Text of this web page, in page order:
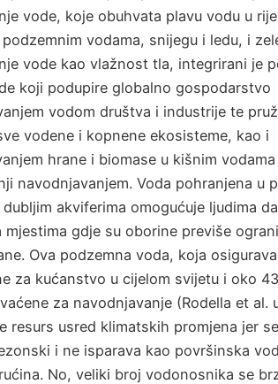
vode, koje obuhvata plavu vodu u
vodama, snijegu i ledu, i
vode kao vlažnost tla, integrirani je
koji podupire globalno gospodarstvo
vodom društva i industrije te
vodene i kopnene ekosisteme, kao i
hrane i biomase u kišnim vodama
navodnjavanjem. Voda pohranjena u
akviferima omogućuje ljudima
mjestima gdje su oborine previše
Ova podzemna voda, koja
za kućanstvo u cijelom svijetu i oko
za navodnjavanje (Rodella et al.
resurs usred klimatskih promjena jer
i ne isparava kao površinska
No, veliki broj vodonosnika se